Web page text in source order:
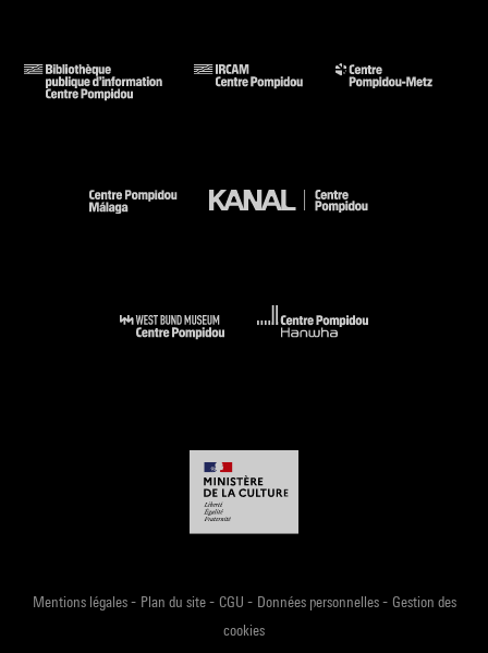
Mentions légales- Plan du site- CGU - Données personnelles- Gestion des
cookies